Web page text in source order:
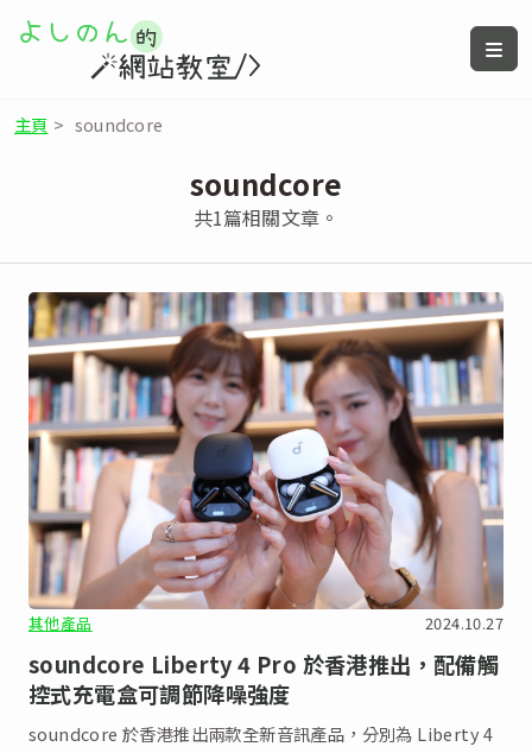
主頁 > soundcore
soundcore
共1篇相關文章。
其他產品 2024.10.27
soundcore Liberty 4 Pro 於香港推出，配備觸
控式充電盒可調節降噪強度
soundcore 於香港推出兩款全新音訊產品，分別為 Liberty 4